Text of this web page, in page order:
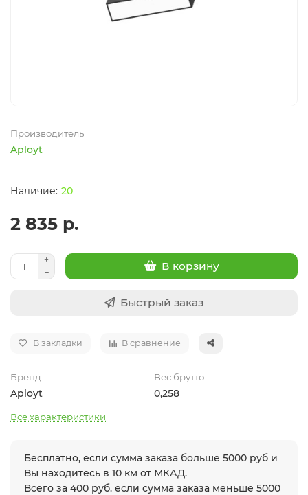
Производитель
Aployt
20
2 835 р.
В корзину
Быстрый заказ
В закладки В сравнение
Бренд
Aployt
Вес брутто
0,258
Все характеристики
Бесплатно, если сумма заказа больше 5000 руб и
Вы находитесь в 10 км от МКАД.
Всего за 400 руб. если сумма заказа меньше 5000